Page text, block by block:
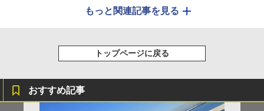
もっと関連記事を見る
トップページに戻る
おすすめ記事